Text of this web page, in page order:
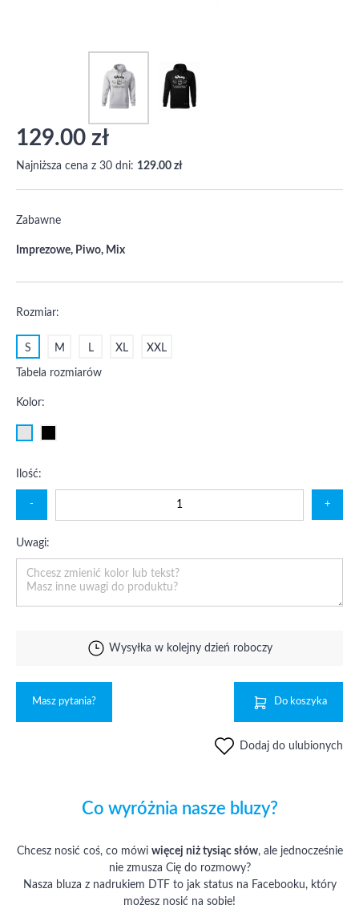
129.00 zł
Najniższa cena z 30 dni: 129.00 zł
Zabawne
Imprezowe, Piwo, Mix
Rozmiar:
S M L XL XXL
Tabela rozmiarów
Kolor:
Ilość:
- +
Uwagi:
Wysyłka w kolejny dzień roboczy
Masz pytania? Do koszyka
Dodaj do ulubionych
Co wyróżnia nasze bluzy?
Chcesz nosić coś, co mówi więcej niż tysiąc słów, ale jednocześnie
nie zmusza Cię do rozmowy?
Nasza bluza z nadrukiem DTF to jak status na Facebooku, który
możesz nosić na sobie!